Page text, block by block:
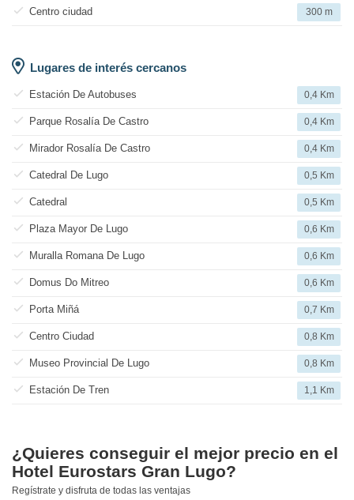
Centro ciudad 300 m
Lugares de interés cercanos
Estación De Autobuses 0,4 Km
Parque Rosalía De Castro 0,4 Km
Mirador Rosalía De Castro 0,4 Km
Catedral De Lugo 0,5 Km
Catedral 0,5 Km
Plaza Mayor De Lugo 0,6 Km
Muralla Romana De Lugo 0,6 Km
Domus Do Mitreo 0,6 Km
Porta Miñá 0,7 Km
Centro Ciudad 0,8 Km
Museo Provincial De Lugo 0,8 Km
Estación De Tren 1,1 Km
¿Quieres conseguir el mejor precio en el
Hotel Eurostars Gran Lugo?
Regístrate y disfruta de todas las ventajas